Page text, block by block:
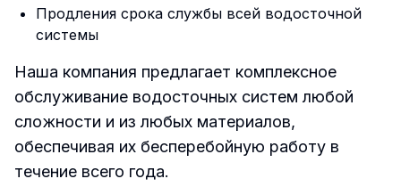
Продления срока службы всей водосточной
системы
Наша компания предлагает комплексное
обслуживание водосточных систем любой
сложности и из любых материалов,
обеспечивая их бесперебойную работу в
течение всего года.